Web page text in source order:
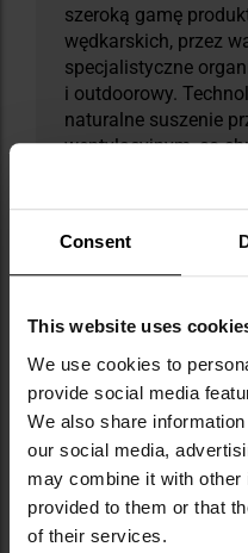
Consent
This website uses
We use cookies to
provide social media
We also share
our social media,
may combine it with other
provided to them or that
of their services.
szeroką gamę
wędkarskich, przez
specjalistyczne
i outdoorowy.
naturalne suszenie
wentylacyjnym, co
niezawodną ochronę
DANE
Więcej
informacji
Waga
Kolor/kamuflaż
Materiał